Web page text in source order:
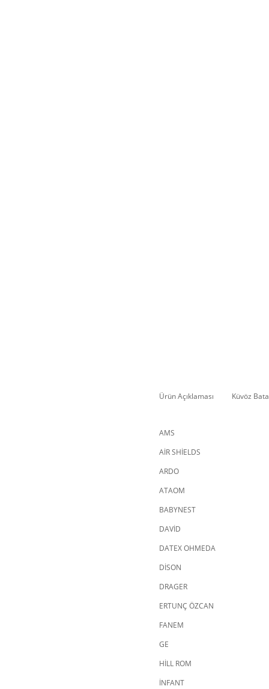
Ürün Açıklaması Küvöz
AMS
AİR SHİELDS
ARDO
ATAOM
BABYNEST
DAVİD
DATEX OHMEDA
DİSON
DRAGER
ERTUNÇ ÖZCAN
FANEM
GE
HİLL ROM
İNFANT